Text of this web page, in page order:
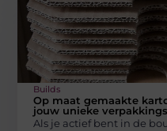
Builds
Op maat gemaakte
jouw unieke
Als je actief bent in de